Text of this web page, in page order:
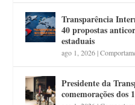
Transparência
40 propostas
estaduais
ago 1, 2026|
Presidente da
comemorações dos